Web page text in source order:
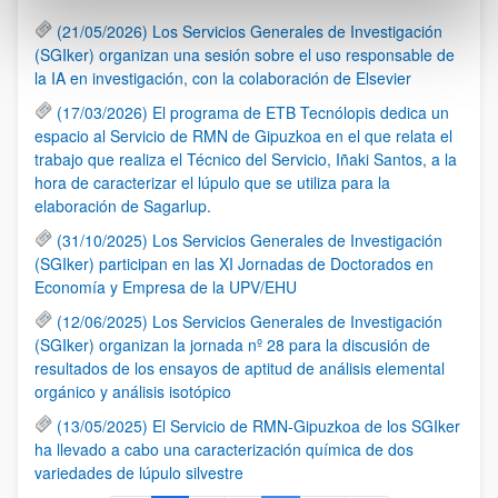
(21/05/2026) Los Servicios Generales de Investigación
(SGIker) organizan una sesión sobre el uso responsable de
la IA en investigación, con la colaboración de Elsevier
(17/03/2026) El programa de ETB Tecnólopis dedica un
espacio al Servicio de RMN de Gipuzkoa en el que relata el
trabajo que realiza el Técnico del Servicio, Iñaki Santos, a la
hora de caracterizar el lúpulo que se utiliza para la
elaboración de Sagarlup.
(31/10/2025) Los Servicios Generales de Investigación
(SGIker) participan en las XI Jornadas de Doctorados en
Economía y Empresa de la UPV/EHU
(12/06/2025) Los Servicios Generales de Investigación
(SGIker) organizan la jornada nº 28 para la discusión de
resultados de los ensayos de aptitud de análisis elemental
orgánico y análisis isotópico
(13/05/2025) El Servicio de RMN-Gipuzkoa de los SGIker
ha llevado a cabo una caracterización química de dos
variedades de lúpulo silvestre